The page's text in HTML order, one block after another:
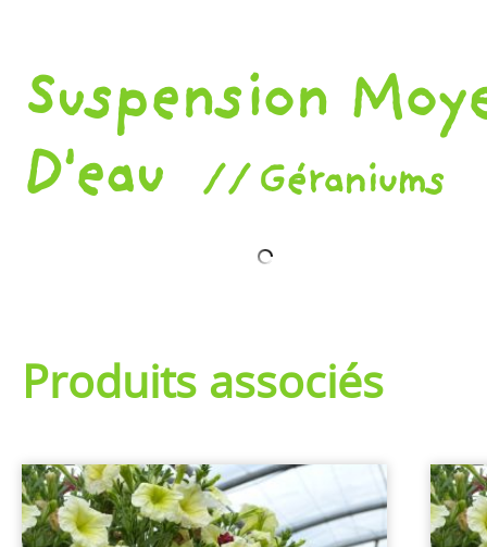
Suspension
D'eau
Géraniums
Produits associés